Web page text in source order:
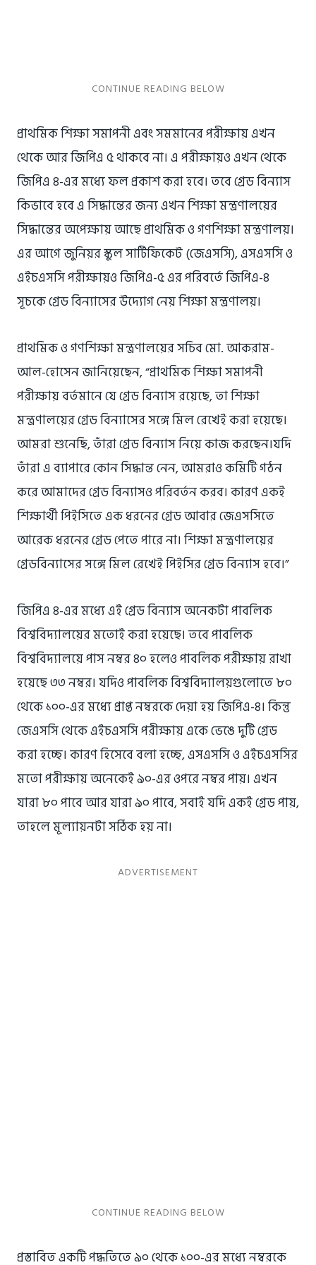
প্রাথমিক শিক্ষা সমাপনী এবং সমমানের পরীক্ষায় এখন
থেকে আর জিপিএ ৫ থাকবে না। এ পরীক্ষায়ও এখন থেকে
জিপিএ ৪-এর মধ্যে ফল প্রকাশ করা হবে। তবে গ্রেড বিন্যাস
কিভাবে হবে এ সিদ্ধান্তের জন্য এখন শিক্ষা মন্ত্রণালয়ের
সিদ্ধান্তের অপেক্ষায় আছে প্রাথমিক ও গণশিক্ষা মন্ত্রণালয়।
এর আগে জুনিয়র স্কুল সার্টিফিকেট (জেএসসি), এসএসসি ও
এইচএসসি পরীক্ষায়ও জিপিএ-৫ এর পরিবর্তে জিপিএ-৪
সূচকে গ্রেড বিন্যাসের উদ্যোগ নেয় শিক্ষা মন্ত্রণালয়।
প্রাথমিক ও গণশিক্ষা মন্ত্রণালয়ের সচিব মো. আকরাম-
আল-হোসেন জানিয়েছেন, “প্রাথমিক শিক্ষা সমাপনী
পরীক্ষায় বর্তমানে যে গ্রেড বিন্যাস রয়েছে, তা শিক্ষা
মন্ত্রণালয়ের গ্রেড বিন্যাসের সঙ্গে মিল রেখেই করা হয়েছে।
আমরা শুনেছি, তাঁরা গ্রেড বিন্যাস নিয়ে কাজ করছেন।যদি
তাঁরা এ ব্যাপারে কোন সিদ্ধান্ত নেন, আমরাও কমিটি গঠন
করে আমাদের গ্রেড বিন্যাসও পরিবর্তন করব। কারণ একই
শিক্ষার্থী পিইসিতে এক ধরনের গ্রেড আবার জেএসসিতে
আরেক ধরনের গ্রেড পেতে পারে না। শিক্ষা মন্ত্রণালয়ের
গ্রেডবিন্যাসের সঙ্গে মিল রেখেই পিইসির গ্রেড বিন্যাস হবে।”
জিপিএ ৪-এর মধ্যে এই গ্রেড বিন্যাস অনেকটা পাবলিক
বিশ্ববিদ্যালয়ের মতোই করা হয়েছে। তবে পাবলিক
বিশ্ববিদ্যালয়ে পাস নম্বর ৪০ হলেও পাবলিক পরীক্ষায় রাখা
হয়েছে ৩৩ নম্বর। যদিও পাবলিক বিশ্ববিদ্যালয়গুলোতে ৮০
থেকে ১০০-এর মধ্যে প্রাপ্ত নম্বরকে দেয়া হয় জিপিএ-৪। কিন্তু
জেএসসি থেকে এইচএসসি পরীক্ষায় একে ভেঙে দুটি গ্রেড
করা হচ্ছে। কারণ হিসেবে বলা হচ্ছে, এসএসসি ও এইচএসসির
মতো পরীক্ষায় অনেকেই ৯০-এর ওপরে নম্বর পায়। এখন
যারা ৮০ পাবে আর যারা ৯০ পাবে, সবাই যদি একই গ্রেড পায়,
তাহলে মূল্যায়নটা সঠিক হয় না।
প্রস্তাবিত একটি পদ্ধতিতে ৯০ থেকে ১০০-এর মধ্যে নম্বরকে